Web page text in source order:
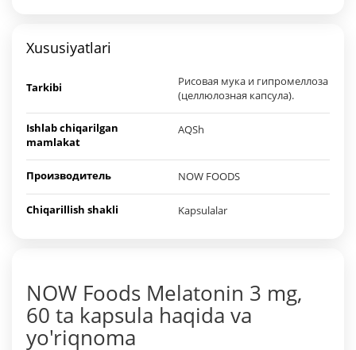
Xususiyatlari
Tarkibi
Рисовая мука и гипромеллоза
(целлюлозная капсула).
Ishlab chiqarilgan
mamlakat
AQSh
Производитель NOW FOODS
Chiqarillish shakli Kapsulalar
NOW Foods Melatonin 3 mg,
60 ta kapsula haqida va
yo'riqnoma